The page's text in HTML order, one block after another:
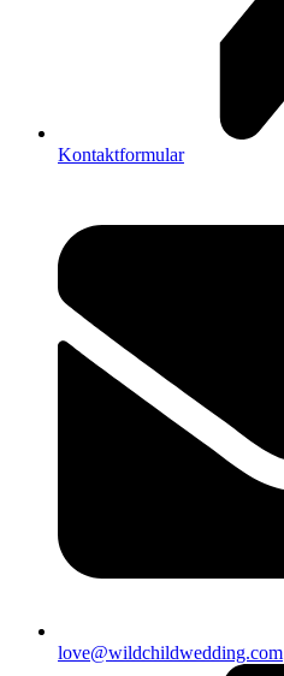
Kontaktformular
love@wildchildwedding.com